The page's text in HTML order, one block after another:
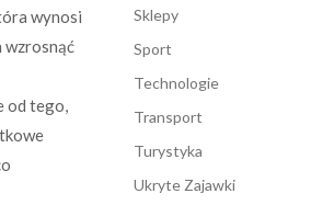
wynosi
wzrosnąć
od tego,
Sklepy
Sport
Technologie
Transport
Turystyka
Ukryte Zajawki